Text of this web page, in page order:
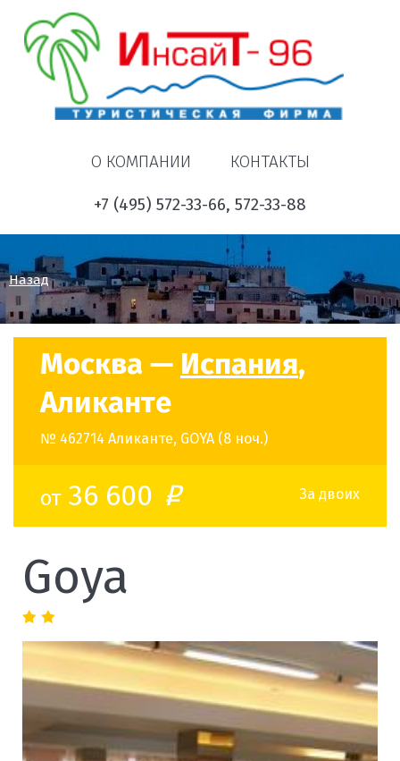
О КОМПАНИИ КОНТАКТЫ
+7 (495) 572-33-66, 572-33-88
Назад
Москва — Испания,
Аликанте
№ 462714 Аликанте, GOYA (8 ноч.)
от36 600 o За двоих
Goya